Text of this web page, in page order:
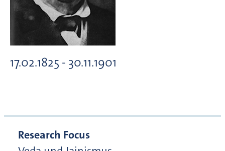
17.02.1825 - 30.11.1901
Research Focus